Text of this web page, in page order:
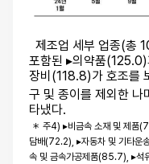
제조업 세부 업종(총
포함된 ▸의약품(125.0)
장비(118.8)가 호조를
구 및 종이를 제외한 나
타냈다.
＊ 주4) ▸비금속 소재 및 제품
담배(72.2), ▸자동차 및 기타운
속 및 금속가공제품(85.7), ▸석